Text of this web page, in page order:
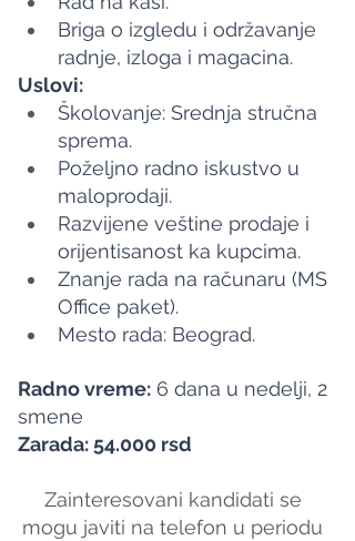
Briga o izgledu i održavanje
radnje, izloga i magacina.
Uslovi:
Školovanje: Srednja stručna
sprema.
Poželjno radno iskustvo u
maloprodaji.
Razvijene veštine prodaje i
orijentisanost ka kupcima.
Znanje rada na računaru (MS
Office paket).
Mesto rada: Beograd.
Radno vreme: 6 dana u nedelji, 2
smene
Zarada: 54.000 rsd
Zainteresovani kandidati se
mogu javiti na telefon u periodu